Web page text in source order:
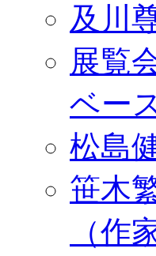
及川
展覧
ベー
松島
笹木
（作